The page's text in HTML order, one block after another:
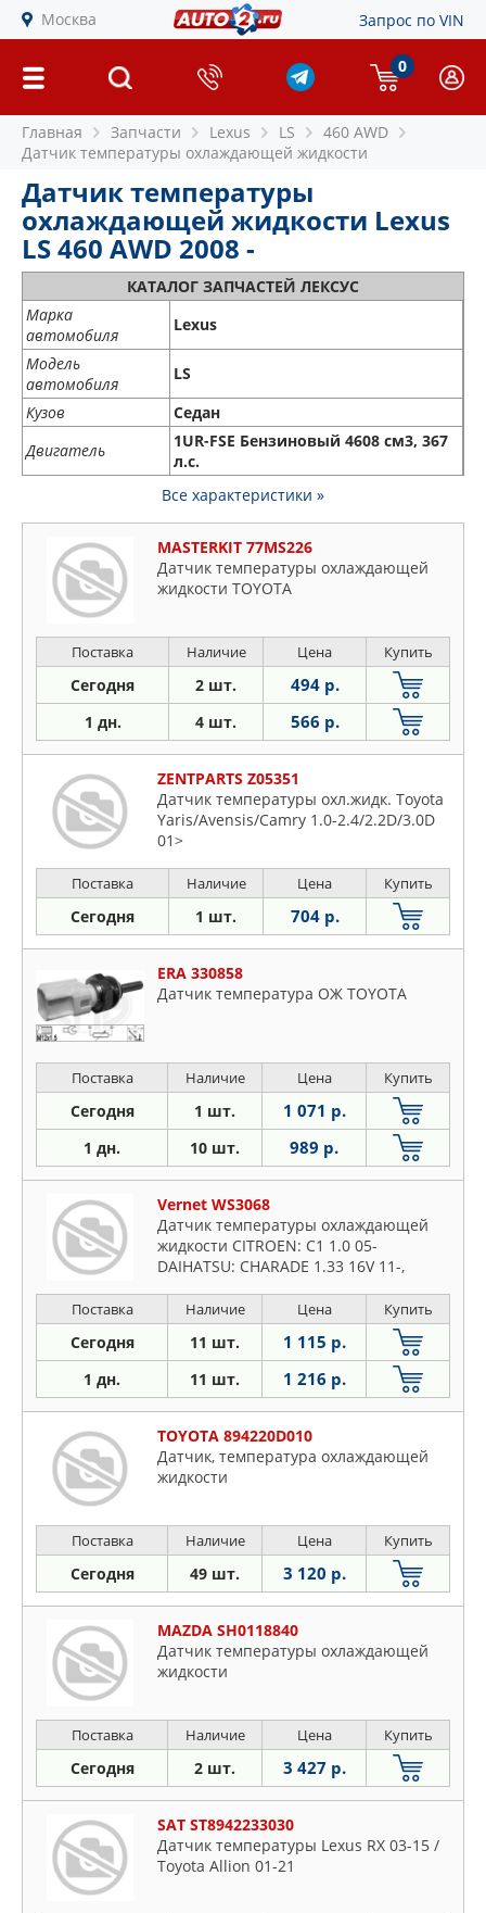
Москва Запрос по VIN
0
Главная Запчасти Lexus LS
460 AWD
Датчик температуры охлаждающей жидкости
Датчик температуры
охлаждающей жидкости Lexus
LS 460 AWD 2008 -
КАТАЛОГ ЗАПЧАСТЕЙ ЛЕКСУС
Марка
автомобиля
Lexus
Модель
автомобиля
LS
Кузов
Седан
Двигатель
1UR-FSE Бензиновый 4608 см3, 367
л.с.
Все характеристики »
MASTERKIT 77MS226
Датчик температуры охлаждающей
жидкости TOYOTA
Поставка Наличие Цена Купить
Сегодня 2 шт. 494 р.
1 дн. 4 шт. 566 р.
ZENTPARTS Z05351
Датчик температуры охл.жидк. Toyota
Yaris/Avensis/Camry 1.0-2.4/2.2D/3.0D
01>
Поставка Наличие Цена Купить
Сегодня 1 шт. 704 р.
ERA 330858
Датчик температура ОЖ TOYOTA
Поставка Наличие Цена Купить
Сегодня 1 шт. 1 071 р.
1 дн. 10 шт. 989 р.
Vernet WS3068
Датчик температуры охлаждающей
жидкости CITROEN: C1 1.0 05-
DAIHATSU: CHARADE 1.33 16V 11-,
ECO 4WD 06-, SIRION 1.0/1.3/1.3
4WD/1.5 05-, TERIOS 1.3
Поставка Наличие Цена Купить
Сегодня 11 шт. 1 115 р.
1 дн. 11 шт. 1 216 р.
TOYOTA 894220D010
Датчик, температура охлаждающей
жидкости
Поставка Наличие Цена Купить
Сегодня 49 шт. 3 120 р.
MAZDA SH0118840
Датчик температуры охлаждающей
жидкости
Поставка Наличие Цена Купить
Сегодня 2 шт. 3 427 р.
SAT ST8942233030
Датчик температуры Lexus RX 03-15 /
Toyota Allion 01-21